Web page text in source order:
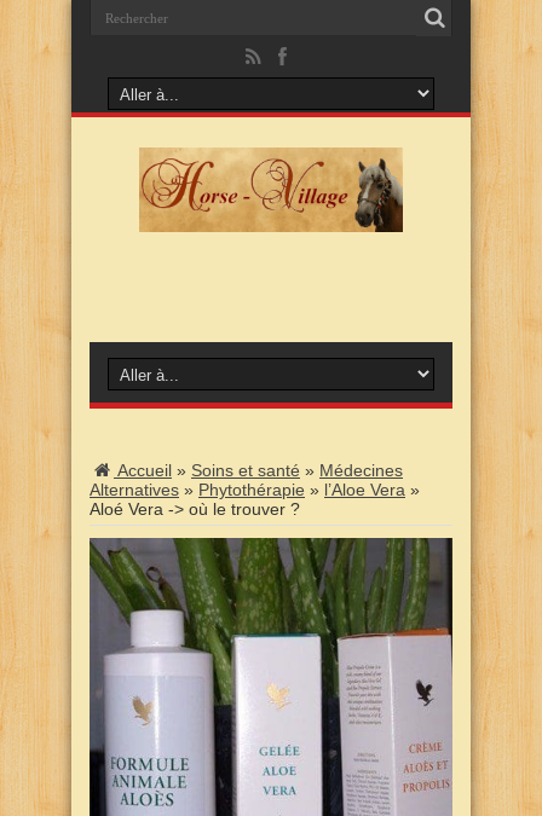
Accueil » Soins et santé » Médecines
Alternatives » Phytothérapie » l’Aloe Vera »
Aloé Vera -> où le trouver ?